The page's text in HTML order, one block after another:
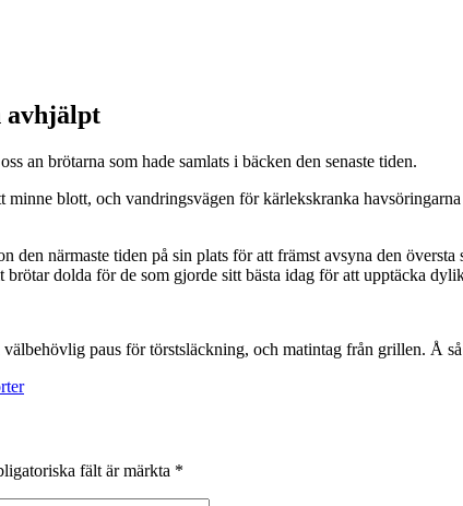
avhjälpt
an brötarna som hade samlats i bäcken den senaste tiden.
minne blott, och vandringsvägen för kärlekskranka
den närmaste tiden på sin plats för att främst avsyna den
dolda för de som gjorde sitt bästa idag för att upptäcka
paus för törstsläckning, och matintag från grillen. Å
fält är märkta *